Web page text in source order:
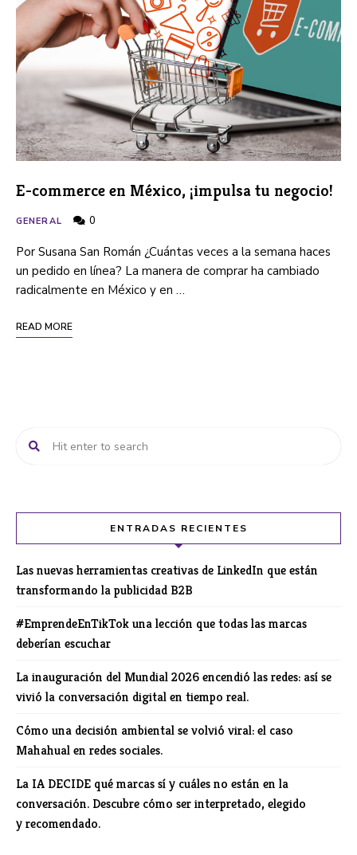
E-commerce en México, ¡impulsa tu negocio!
GENERAL 0
Por Susana San Román ¿Cuántas veces a la semana haces
un pedido en línea? La manera de comprar ha cambiado
radicalmente en México y en …
READ MORE
ENTRADAS RECIENTES
Las nuevas herramientas creativas de LinkedIn que están
transformando la publicidad B2B
#EmprendeEnTikTok una lección que todas las marcas
deberían escuchar
La inauguración del Mundial 2026 encendió las redes: así se
vivió la conversación digital en tiempo real.
Cómo una decisión ambiental se volvió viral: el caso
Mahahual en redes sociales.
La IA DECIDE qué marcas sí y cuáles no están en la
conversación. Descubre cómo ser interpretado, elegido
y recomendado.